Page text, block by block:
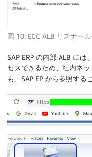
図 10: ECC ALB リスナー
SAP ERP の内部 ALB には
セスできるため、社内ネ
も、SAP EP から参照する